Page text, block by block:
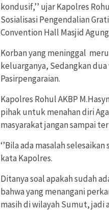
kondusif,’’ ujar Kapolres
Sosialisasi Pengendalian
Convention Hall Masjid
Korban yang meninggal
keluarganya, Sedangkan
Pasirpengaraian.
Kapolres Rohul AKBP
pihak untuk menahan diri
masyarakat jangan sampai
‎‘’Bila ada masalah
kata Kapolres.
Ditanya soal apakah sudah
bahwa yang menangani
masih di wilayah Sumut, jadi